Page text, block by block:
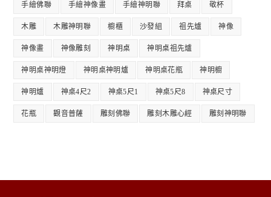
手繪佛聯 手繪神像畫 手繪神明聯 拜桌 敬杯
木雕 木雕神明聯 櫥櫃 沙發組 祖先爐 神像
神像畫 神像雕刻 神明桌 神明桌祖先爐
神明桌神明燈 神明桌神明爐 神明桌花瓶 神明櫥
神明爐 神桌4尺2 神桌5尺1 神桌5尺8 神桌尺寸
花瓶 觀音普薩 雕刻佛聯 雕刻木雕心經 雕刻神明聯